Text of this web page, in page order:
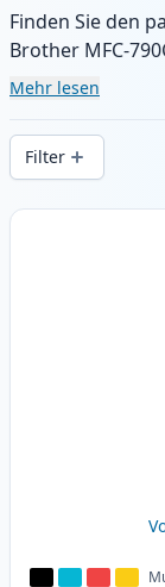
Finden Sie den
Brother MFC-
Auswahl an
Druckqualität
lokalem Lager in .
Mehr lesen
Filter
Produkte